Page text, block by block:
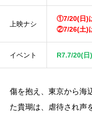
上映ナシ
①7/20(日)
②7/26(土)
イベント R7.7/20(日
傷を抱え、東京から海
た貴瑚は、虐待され声